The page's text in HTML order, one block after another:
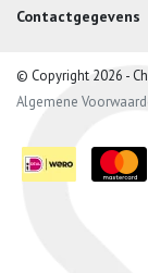
Contactgegevens
© Copyright 2026 -
Algemene